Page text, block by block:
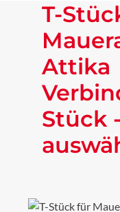
T-
Attika
Stück
Bildergalerie